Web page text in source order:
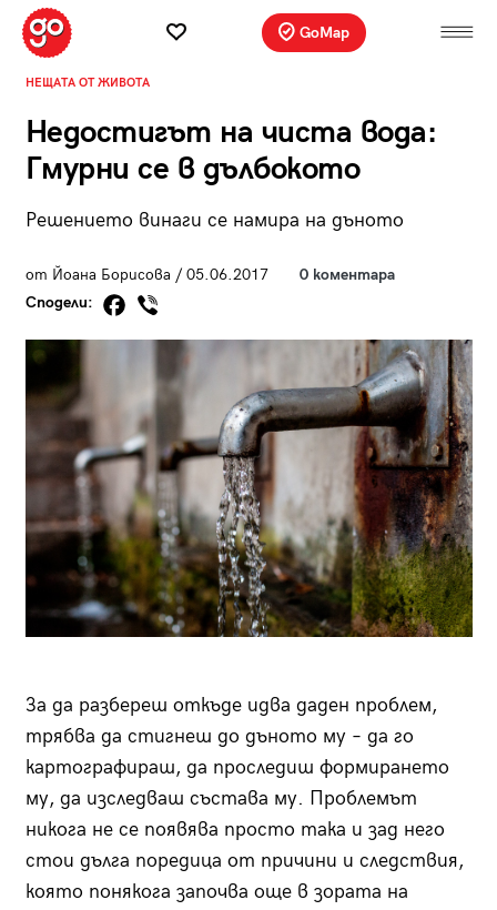
GoMap
НЕЩАТА ОТ ЖИВОТА
Недостигът на чиста вода:
Гмурни се в дълбокото
Решението винаги се намира на дъното
от Йоана Борисова / 05.06.2017
0 коментара
Сподели:
За да разбереш откъде идва даден проблем,
трябва да стигнеш до дъното му – да го
картографираш, да проследиш формирането
му, да изследваш състава му. Проблемът
никога не се появява просто така и зад него
стои дълга поредица от причини и следствия,
която понякога започва още в зората на